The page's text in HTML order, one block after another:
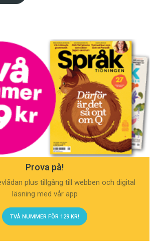
Prova på!
plus tillgång till webben och digital
läsning med vår app
TVÅ NUMMER FÖR 129 KR!